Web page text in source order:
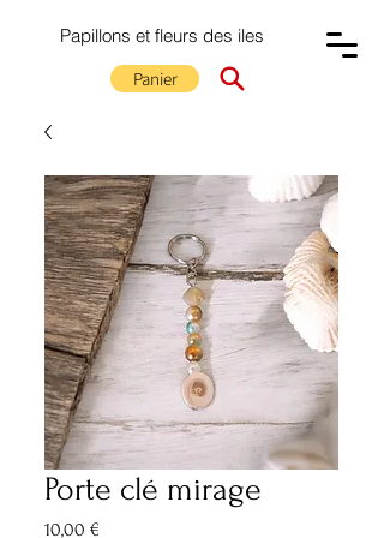
Papillons et fleurs des iles
Panier
Porte clé mirage
10,00 €